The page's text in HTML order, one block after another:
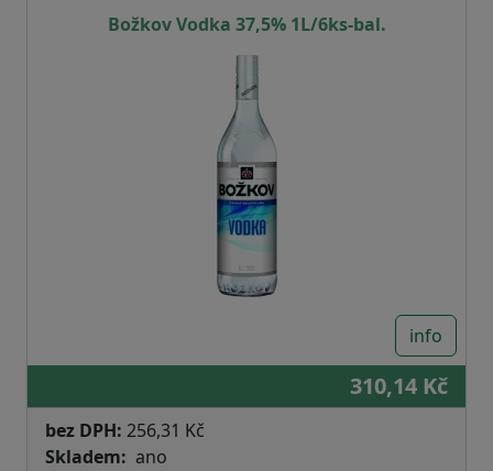
Božkov Vodka 37,5% 1L/6ks-bal.
info
310,14 Kč
bez DPH: 256,31 Kč
Skladem
ano